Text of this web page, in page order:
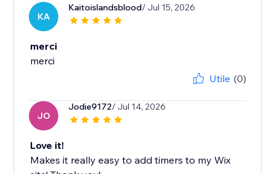
KA
Kaitoislandsblood/ Jul 15, 2026
merci
merci
Utile (0)
JO
Jodie9172/ Jul 14, 2026
Love it!
Makes it really easy to add timers to my Wix